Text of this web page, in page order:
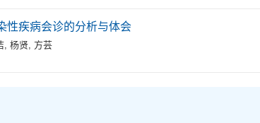
性疾病会诊的分析与体会
, 杨贤, 方芸